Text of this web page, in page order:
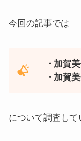
今回の記事では
・加賀
・加賀
について調査して